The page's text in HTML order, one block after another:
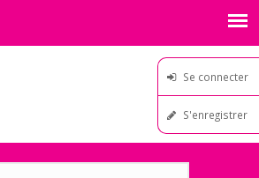
Se connecter
S'enregistrer